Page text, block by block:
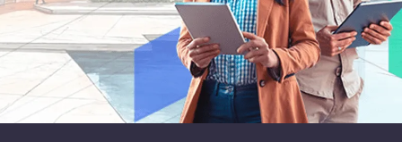
Su participación es clave para entender el ciclo de
vida completo de un proyecto de instalaciones MEP
100% real, teniendo en cuenta a los propios
fabricantes y su experiencia en el día a día.
En todos estos casos se enfrenta el diseño, cálculo y
modelado de instalaciones en BIM, generando
planos MEP, modelos y documentación listos para su
uso profesional.